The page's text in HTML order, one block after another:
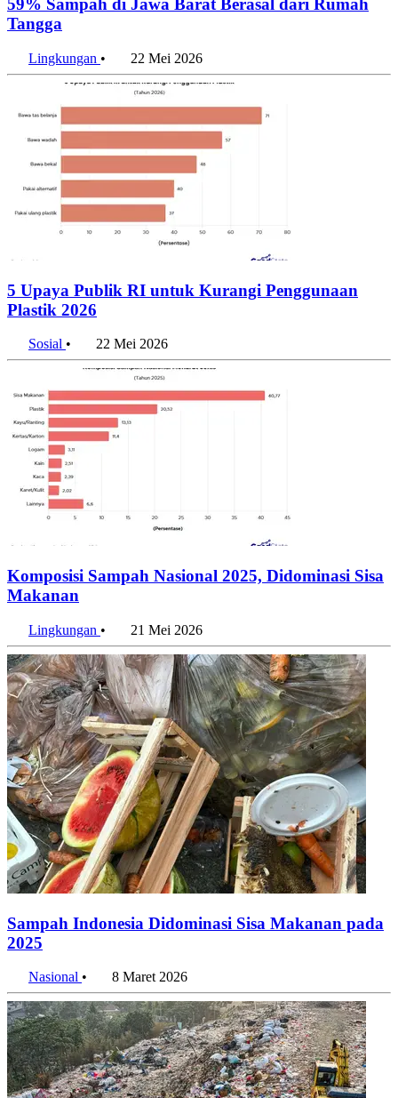
59% Sampah di Jawa Barat Berasal dari Rumah
Lingkungan• 22 Mei 2026
5 Upaya Publik RI untuk Kurangi Penggunaan
Sosial• 22 Mei 2026
Komposisi Sampah Nasional 2025, Didominasi Sisa
Lingkungan• 21 Mei 2026
Sampah Indonesia Didominasi Sisa Makanan pada
Nasional• 8 Maret 2026